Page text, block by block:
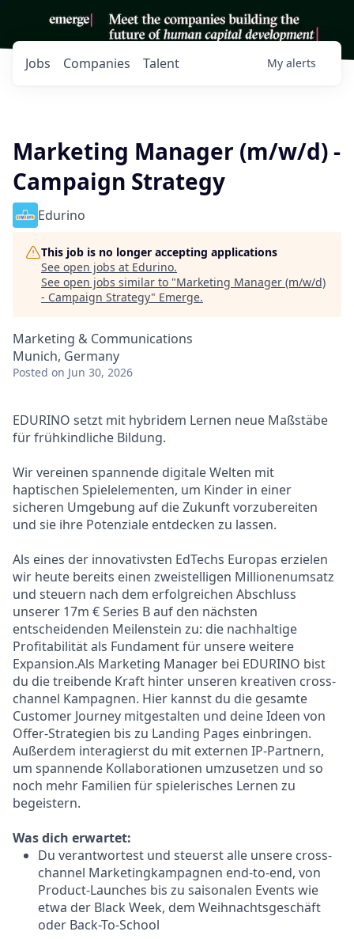
Jobs Companies Talent My alerts
Marketing Manager (m/w/d) -
Campaign Strategy
Edurino
This job is no longer accepting applications
See open jobs at Edurino.
See open jobs similar to "Marketing Manager (m/w/d)
- Campaign Strategy" Emerge.
Marketing & Communications
Munich, Germany
Posted on Jun 30, 2026
EDURINO setzt mit hybridem Lernen neue Maßstäbe
für frühkindliche Bildung.
Wir vereinen spannende digitale Welten mit
haptischen Spielelementen, um Kinder in einer
sicheren Umgebung auf die Zukunft vorzubereiten
und sie ihre Potenziale entdecken zu lassen.
Als eines der innovativsten EdTechs Europas erzielen
wir heute bereits einen zweistelligen Millionenumsatz
und steuern nach dem erfolgreichen Abschluss
unserer 17m € Series B auf den nächsten
entscheidenden Meilenstein zu: die nachhaltige
Profitabilität als Fundament für unsere weitere
Expansion.Als Marketing Manager bei EDURINO bist
du die treibende Kraft hinter unseren kreativen cross-
channel Kampagnen. Hier kannst du die gesamte
Customer Journey mitgestalten und deine Ideen von
Offer-Strategien bis zu Landing Pages einbringen.
Außerdem interagierst du mit externen IP-Partnern,
um spannende Kollaborationen umzusetzen und so
noch mehr Familien für spielerisches Lernen zu
begeistern.
Was dich erwartet:
Du verantwortest und steuerst alle unsere cross-
channel Marketingkampagnen end-to-end, von
Product-Launches bis zu saisonalen Events wie
etwa der Black Week, dem Weihnachtsgeschäft
oder Back-To-School